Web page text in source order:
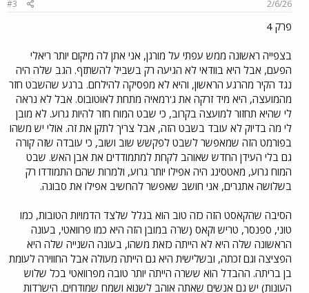
2/6/26
#3
פרק 4
בצפייה ראשונה ממש עפתי על מורגן, אני אתן לה מיקום יותר ריאלי
הפעם, אבל היא בוודאי לא הגיעה רק בשביל להשתזף. הגב שלה היה
נגד הקיר מהרגע הראשון, והיא לא מפסיקה להילחם. ברגע שהשבט חזר
מהמועצה, היא מיד זרקה את ג'רמאיה מתחת לאוטובוס. אבל לא נראה
לי שהיא תחזור למועצה בקרוב, כי שבט המוח חזר להיות גרוע. לא מובן
לי מה בדיוק לא עובד בשבט הזה, אבל צריך לתקן את זה. אולי יש משהו
בפורמט הזה שמאפשר לשבט לפקשש שוב ושוב, כי עובדה שזה קורה
גם בלי העידן החדש שאוהב לקחת למתמודדים את אבן האש. שבט
המוח גרוע, מאטסינג היה אפילו יותר גרוע, ולמרות שהם התמודדו רק
בשלושה אתגרים, אני חושב שאפשר להחשיב אפילו את סבוגה.
הסיבה שהקאסט הזה כזה טוב הוא בגלל שלצד הדמויות הטובות, כמו
טוני, ספנסר, טריש וקאס (שרה במובן הזה היא כמו פרוואטי, בעונה
הראשונה שלה היא לא הייתה כזאת משהו, בעונה השנייה שלה היא
הפציצה וגם זכתה, ובשלישית היא גם הייתה מעולה אבל החווירה לעומת
בן בריתה. ההבדל הוא ששרה הייתה יותר טובה מפרוואטי בכל שלוש
העונות) יש גם אנשים שאתה אוהב לשנוא ושמח שמודחים. הישרדות